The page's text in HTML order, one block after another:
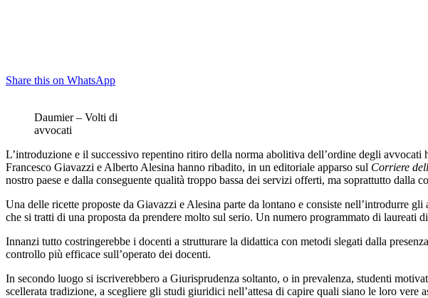
Share this on WhatsApp
Daumier – Volti di
avvocati
L’introduzione e il successivo repentino ritiro della norma abolitiva dell’ordine degli
Francesco Giavazzi e Alberto Alesina hanno ribadito, in un editoriale apparso sul Corriere
nostro paese e dalla conseguente qualità troppo bassa dei servizi offerti, ma soprattutto dalla
Una delle ricette proposte da Giavazzi e Alesina parte da lontano e consiste nell’introdurre
che si tratti di una proposta da prendere molto sul serio. Un numero programmato di
Innanzi tutto costringerebbe i docenti a strutturare la didattica con metodi slegati dalla
controllo più efficace sull’operato dei docenti.
In secondo luogo si iscriverebbero a Giurisprudenza soltanto, o in prevalenza, studenti
scellerata tradizione, a scegliere gli studi giuridici nell’attesa di capire quali siano le loro